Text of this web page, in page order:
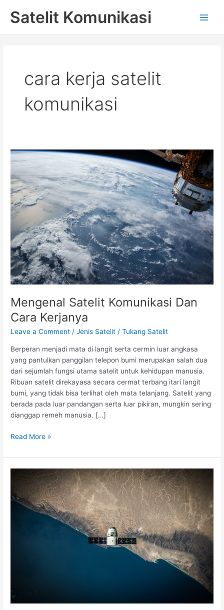
Satelit Komunikasi
cara kerja satelit
komunikasi
Mengenal Satelit Komunikasi Dan
Cara Kerjanya
Leave a Comment /Jenis Satelit /Tukang Satelit
Berperan menjadi mata di langit serta cermin luar angkasa
yang pantulkan panggilan telepon bumi merupakan salah dua
dari sejumlah fungsi utama satelit untuk kehidupan manusia.
Ribuan satelit direkayasa secara cermat terbang itari langit
bumi, yang tidak bisa terlihat oleh mata telanjang. Satelit yang
berada pada luar pandangan serta luar pikiran, mungkin sering
dianggap remeh manusia. […]
Mengenal
Komunikasi
Dan
Cara
Kerjanya
Read More »
Fungsi
Komunikasi
Dan